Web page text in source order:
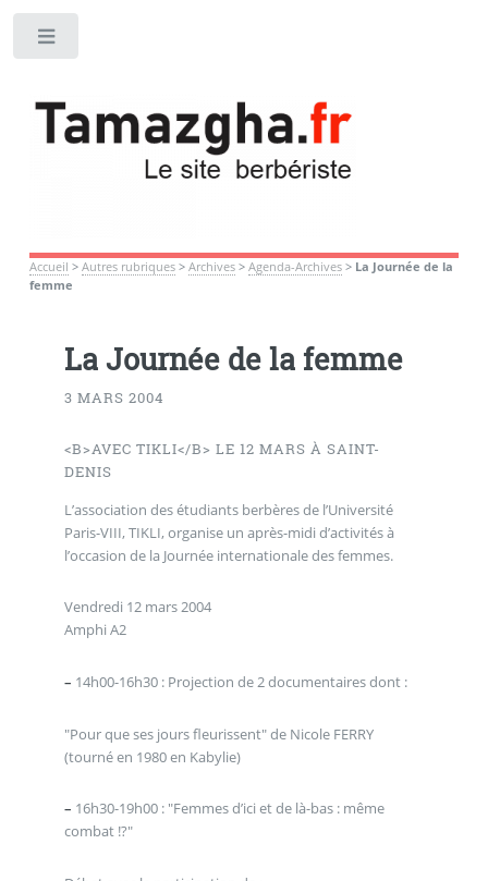
Accueil > Autres rubriques> Archives> Agenda-Archives> La Journée de la
femme
La Journée de la femme
3 MARS 2004
<B>AVEC TIKLI</B> LE 12 MARS À SAINT-
DENIS
L’association des étudiants berbères de l’Université
Paris-VIII, TIKLI, organise un après-midi d’activités à
l’occasion de la Journée internationale des femmes.
Vendredi 12 mars 2004
Amphi A2
– 14h00-16h30 : Projection de 2 documentaires dont :
"Pour que ses jours fleurissent" de Nicole FERRY
(tourné en 1980 en Kabylie)
– 16h30-19h00 : "Femmes d’ici et de là-bas : même
combat !?"